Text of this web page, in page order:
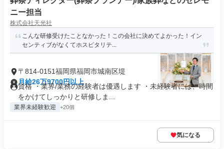
ニー担当
株式会社天光社
こんな研修受けたことなかった！この会社に決めてよかった！イン
センティブがなくてホスピタリテ...
〒814-0151福岡県福岡市城南区堤
月給26万9700円以上
資格 ・業界/業務の経験者は優遇します ・未経験者には、時間
をかけてしっかりと研修しま...
業界未経験歓迎 +20個
気になる